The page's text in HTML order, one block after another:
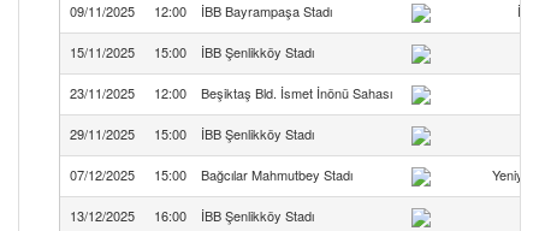
09/11/2025 12:00 İBB Bayrampaşa Stadı
15/11/2025 15:00 İBB Şenlikköy Stadı
23/11/2025 12:00 Beşiktaş Bld. İsmet İnönü Sahası
29/11/2025 15:00 İBB Şenlikköy Stadı
07/12/2025 15:00 Bağcılar Mahmutbey Stadı
13/12/2025 16:00 İBB Şenlikköy Stadı